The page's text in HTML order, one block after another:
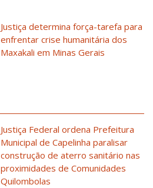
Justiça determina força-tarefa para
enfrentar crise humanitária dos
Maxakali em Minas Gerais
Justiça Federal ordena Prefeitura
Municipal de Capelinha paralisar
construção de aterro sanitário nas
proximidades de Comunidades
Quilombolas